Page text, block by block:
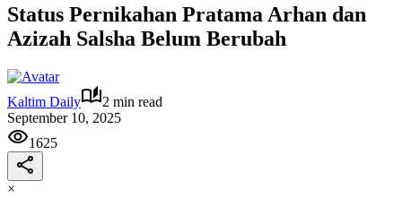
Status Pernikahan Pratama Arhan dan
Azizah Salsha Belum Berubah
Kaltim Daily
2 min read
September 10, 2025
1625
×